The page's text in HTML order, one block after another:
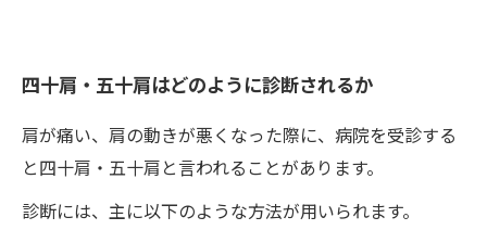
四十肩・五十肩はどのように診断されるか
肩が痛い、肩の動きが悪くなった際に、病院を受診する
と四十肩・五十肩と言われることがあります。
診断には、主に以下のような方法が用いられます。